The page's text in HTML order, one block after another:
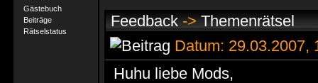
Gästebuch
Beiträge
Rätselstatus
Feedback->Themenrätsel
Datum:
Huhu liebe Mods,